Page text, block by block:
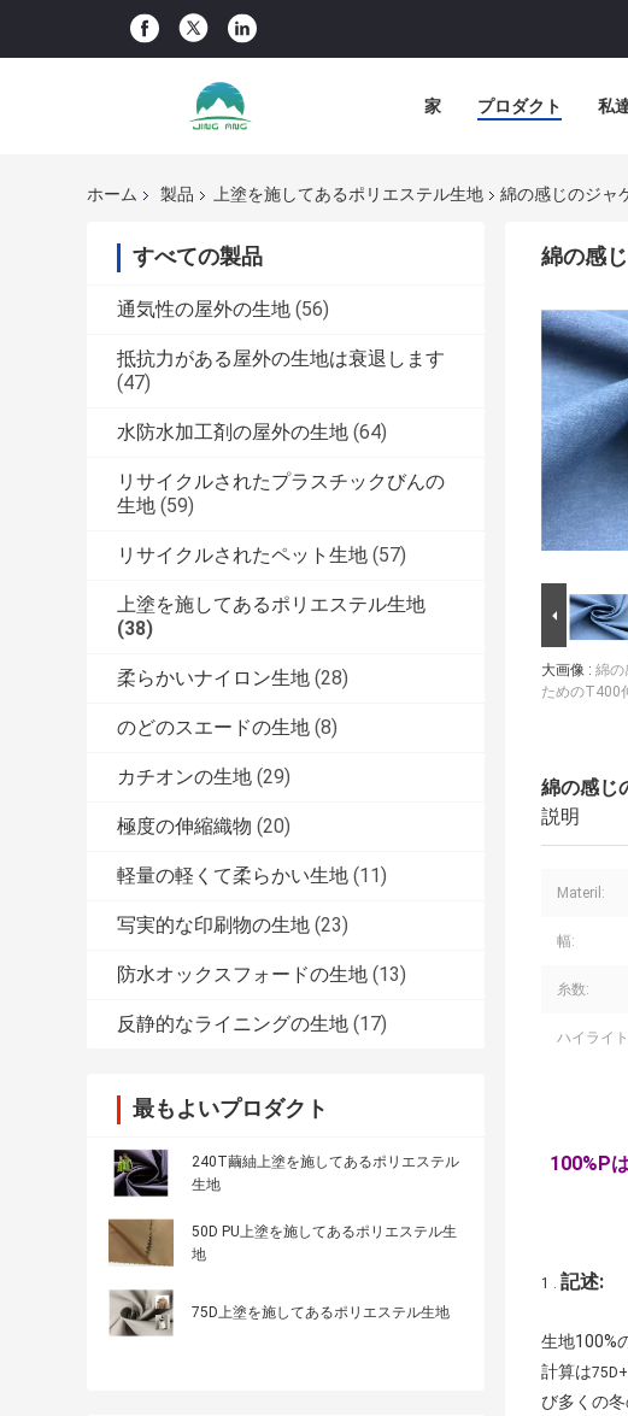
家 プロダクト 私
ホーム 製品 上塗を施してあるポリエステル生地 綿の感じのジャ
すべての製品
通気性の屋外の生地 (56)
抵抗力がある屋外の生地は衰退します
(47)
水防水加工剤の屋外の生地 (64)
リサイクルされたプラスチックびんの
生地 (59)
リサイクルされたペット生地 (57)
上塗を施してあるポリエステル生地
(38)
柔らかいナイロン生地 (28)
のどのスエードの生地 (8)
カチオンの生地 (29)
極度の伸縮織物 (20)
軽量の軽くて柔らかい生地 (11)
写実的な印刷物の生地 (23)
防水オックスフォードの生地 (13)
反静的なライニングの生地 (17)
最もよいプロダクト
240T繭紬上塗を施してあるポリエステル
生地
50D PU上塗を施してあるポリエステル生
地
75D上塗を施してあるポリエステル生地
綿の感
大画像 : 綿の
ためのT400
綿の感じ
説明
Materil:
幅:
糸数:
ハイライ
100%P
1 . 記述:
生地100%
計算は
び多くの